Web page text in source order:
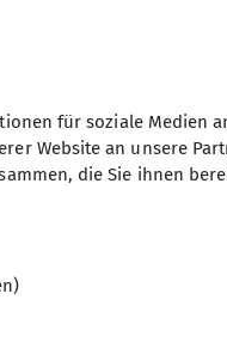
für soziale Medien
Website an unsere
die Sie ihnen